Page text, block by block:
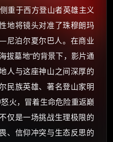
重于西方登山者英雄主义
地将镜头对准了珠穆朗玛
泊尔夏尔巴人。在商业
拔墓地”的背景下，影片通
人与这座神山之间深厚的
民族英雄、著名登山家明
火，冒着生命危险重返巅
仅是一场挑战生理极限的
、信仰冲突与生态反思的